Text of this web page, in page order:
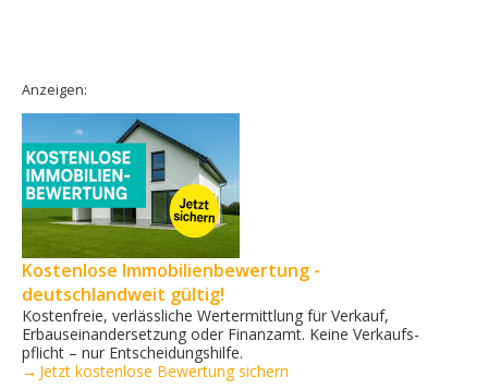
Anzeigen:
Kostenlose Immobilienbewertung -
deutschlandweit gültig!
Kostenfreie, verlässliche Wertermittlung für Verkauf,
Erbauseinandersetzung oder Finanzamt. Keine Verkaufs­
pflicht – nur Entscheidungshilfe.
→ Jetzt kostenlose Bewertung sichern